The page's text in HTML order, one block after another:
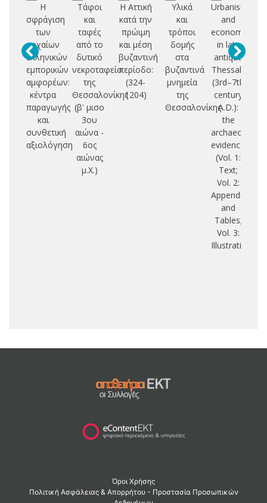
Η
σφράγιση
των
αρχαίων
ελληνικών
εμπορικών
αμφορέων:
κέντρα
παραγωγής
και
συνθετική
αξιολόγηση
Τάφοι
και
ταφές
από το
δυτικό
νεκροταφείο
της
Θεσσαλονίκης
(β' μισο
3ου
αιώνα -
6ος
αιώνας
μ.Χ.)
Η Αττική
κατά την
πρώιμη
και μέση
βυζαντινή
περίοδο:
(324-
1204)
Υλικά
και
τρόποι
δομής
στα
βυζαντινά
μνημεία
της
Θεσσαλονίκης
Urbanism
and
economy
in late
antique
Thessaly
(3rd–7th
century
A.D.):
the
archaeological
evidence:
(Vol. 1:
Text;
Vol. 2:
Appendices
and
Tables;
Vol. 3:
Illustrations)